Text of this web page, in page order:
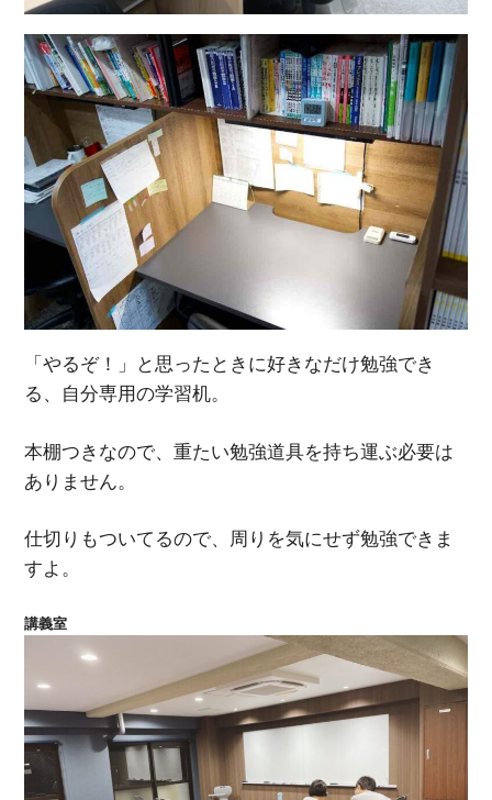
「やるぞ！」と思ったときに好きなだけ勉強でき
る、自分専用の学習机。
本棚つきなので、重たい勉強道具を持ち運ぶ必要は
ありません。
仕切りもついてるので、周りを気にせず勉強できま
すよ。
講義室